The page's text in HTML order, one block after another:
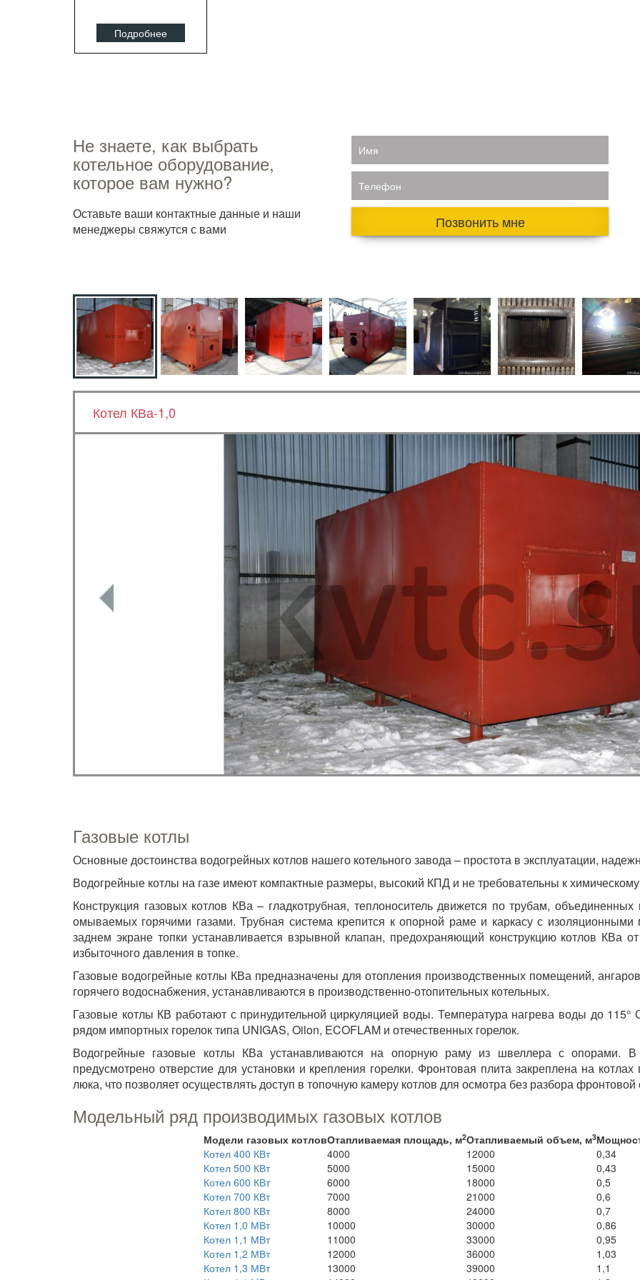
Подробнее
Не знаете, как выбрать
котельное оборудование,
которое вам нужно?
Оставьте ваши контактные данные и наши
менеджеры свяжутся с вами
Имя
Телефон
Позвонить мне
Котел КВа-1,0
Газовые котлы
Основные достоинства водогрейных котлов нашего котельного завода – простота в эксплуатации,
Водогрейные котлы на газе имеют компактные размеры, высокий КПД и не требовательны к
Конструкция газовых котлов КВа – гладкотрубная, теплоноситель движется по трубам,
омываемых горячими газами. Трубная система крепится к опорной раме и каркасу с
заднем экране топки устанавливается взрывной клапан, предохраняющий конструкцию котлов КВа
избыточного давления в топке.
Газовые водогрейные котлы КВа предназначены для отопления производственных помещений,
горячего водоснабжения, устанавливаются в производственно-отопительных котельных.
Газовые котлы КВ работают с принудительной циркуляцией воды. Температура нагрева воды до
рядом импортных горелок типа UNIGAS, Oilon, ECOFLAM и отечественных горелок.
Водогрейные газовые котлы КВа устанавливаются на опорную раму из швеллера с опорами.
предусмотрено отверстие для установки и крепления горелки. Фронтовая плита закреплена на
люка, что позволяет осуществлять доступ в топочную камеру котлов для осмотра без разбора
Модельный ряд производимых газовых котлов
Модели газовых котловОтапливаемая площадь, м2Отапливаемый объем, м3
Котел 400 КВт
4000 12000
0,34
Котел 500 КВт
5000 15000
0,43
Котел 600 КВт
6000 18000
0,5
Котел 700 КВт
7000 21000
0,6
Котел 800 КВт
8000 24000
0,7
Котел 1,0 МВт
10000 30000
0,86
Котел 1,1 МВт
11000 33000
0,95
Котел 1,2 МВт
12000 36000
1,03
Котел 1,3 МВт
13000 39000
1,1